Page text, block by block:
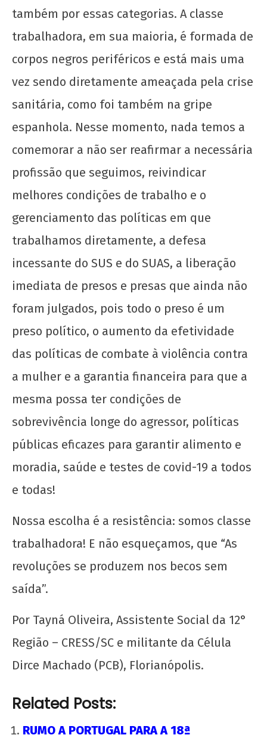
também por essas categorias. A classe
trabalhadora, em sua maioria, é formada de
corpos negros periféricos e está mais uma
vez sendo diretamente ameaçada pela crise
sanitária, como foi também na gripe
espanhola. Nesse momento, nada temos a
comemorar a não ser reafirmar a necessária
profissão que seguimos, reivindicar
melhores condições de trabalho e o
gerenciamento das políticas em que
trabalhamos diretamente, a defesa
incessante do SUS e do SUAS, a liberação
imediata de presos e presas que ainda não
foram julgados, pois todo o preso é um
preso político, o aumento da efetividade
das políticas de combate à violência contra
a mulher e a garantia financeira para que a
mesma possa ter condições de
sobrevivência longe do agressor, políticas
públicas eficazes para garantir alimento e
moradia, saúde e testes de covid-19 a todos
e todas!
Nossa escolha é a resistência: somos classe
trabalhadora! E não esqueçamos, que “As
revoluções se produzem nos becos sem
saída”.
Por Tayná Oliveira, Assistente Social da 12°
Região – CRESS/SC e militante da Célula
Dirce Machado (PCB), Florianópolis.
Related Posts:
RUMO A PORTUGAL PARA A 18ª